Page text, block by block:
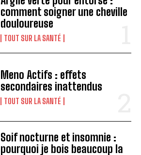
comment soigner une cheville
douloureuse
TOUT SUR LA SANTÉ
Meno Actifs : effets
secondaires inattendus
TOUT SUR LA SANTÉ
Soif nocturne et insomnie :
pourquoi je bois beaucoup la